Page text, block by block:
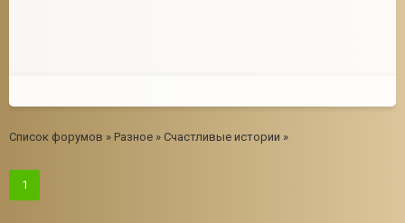
Список форумов » Разное » Счастливые истории »
1